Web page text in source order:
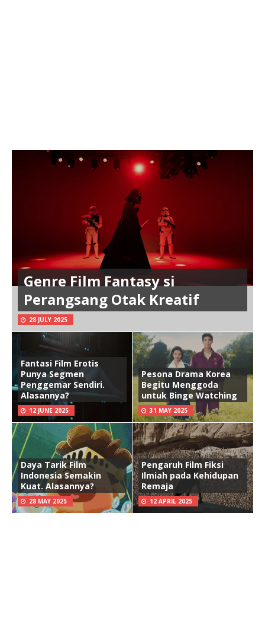
Genre Film Fantasy si
Perangsang Otak Kreatif
28 JULY 2025
Fantasi Film Erotis
Punya Segmen
Penggemar Sendiri.
Alasannya?
12 JUNE 2025
Pesona Drama Korea
Begitu Menggoda
untuk Binge Watching
31 MAY 2025
Daya Tarik Film
Indonesia Semakin
Kuat. Alasannya?
28 MAY 2025
Pengaruh Film Fiksi
Ilmiah pada Kehidupan
Remaja
12 APRIL 2025